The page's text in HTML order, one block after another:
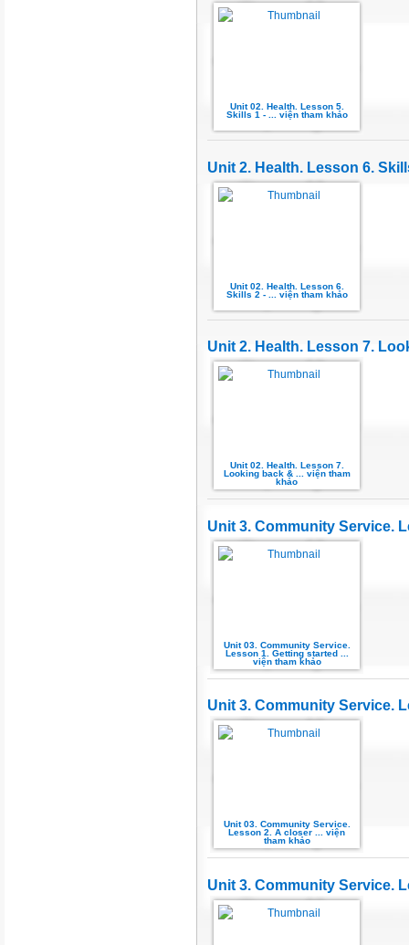
Unit 02. Health. Lesson 5.
Skills 1 - ... viện tham khảo
Unit 2. Health. Lesson 6.
Unit 02. Health. Lesson 6.
Skills 2 - ... viện tham khảo
Unit 2. Health. Lesson 7.
Unit 02. Health. Lesson 7.
Looking back & ... viện tham
khảo
Unit 3. Community Service.
Unit 03. Community Service.
Lesson 1. Getting started ...
viện tham khảo
Unit 3. Community Service.
Unit 03. Community Service.
Lesson 2. A closer ... viện
tham khảo
Unit 3. Community Service.